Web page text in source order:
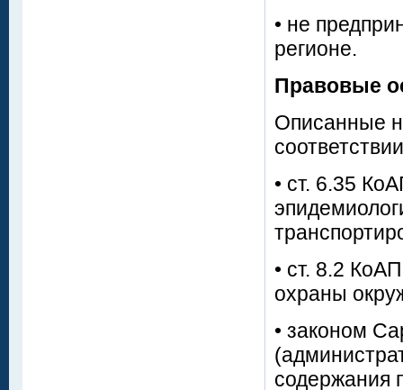
• не
регионе.
Правовые
Описанные
• ст. 6.35
• ст. 8.2
охраны
• законом
содержания